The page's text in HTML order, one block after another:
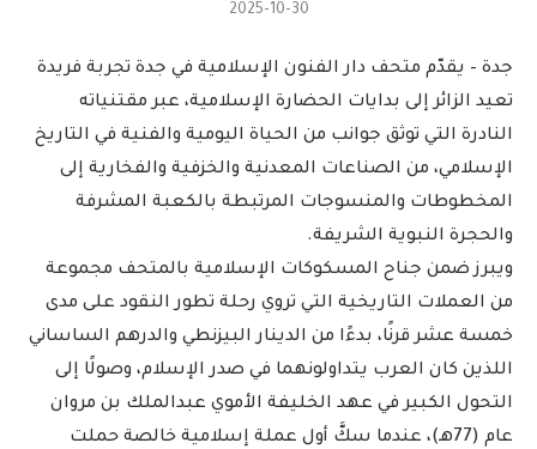
2025-10-30
جدة – يقدّم متحف دار الفنون الإسلامية في جدة تجربة فريدة
تعيد الزائر إلى بدايات الحضارة الإسلامية، عبر مقتنياته
النادرة التي توثق جوانب من الحياة اليومية والفنية في التاريخ
الإسلامي، من الصناعات المعدنية والخزفية والفخارية إلى
المخطوطات والمنسوجات المرتبطة بالكعبة المشرفة
والحجرة النبوية الشريفة.
ويبرز ضمن جناح المسكوكات الإسلامية بالمتحف مجموعة
من العملات التاريخية التي تروي رحلة تطور النقود على مدى
خمسة عشر قرنًا، بدءًا من الدينار البيزنطي والدرهم الساساني
اللذين كان العرب يتداولونهما في صدر الإسلام، وصولًا إلى
التحول الكبير في عهد الخليفة الأموي عبدالملك بن مروان
عام (77هـ)، عندما سكَّ أول عملة إسلامية خالصة حملت